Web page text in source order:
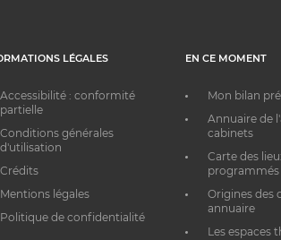
LÉGALES
Accessibilité : conformité
partielle
Conditions générales
d'utilisation
Crédits
Mentions légales
Politique de confidentialité
EN CE MOMENT
Mon bilan
Annuaire de
cabinets
Carte des
programmés
Origines des
annuaire
Les espaces